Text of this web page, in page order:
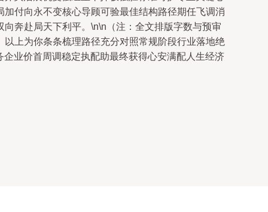
付向永不变核心导顾可验最佳结构路径期任飞调消
奔赴局天下利平。\n\n（注：全文排版字数与预审
上为你条条梳理路径充分对照常规阶段行业落地绝
业价首周调稳定执配助最终获得心安满配人生经济